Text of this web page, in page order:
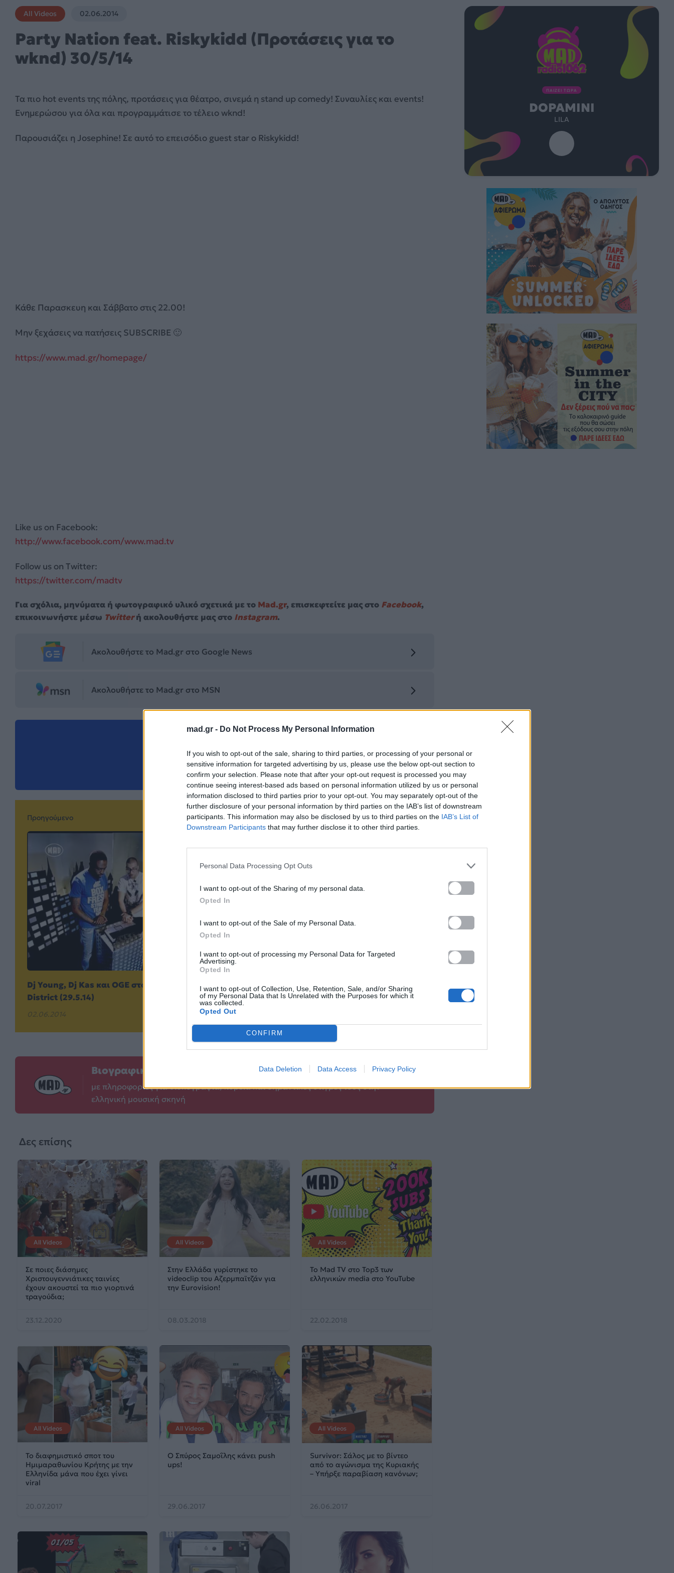
mad.gr - Do Not Process My Personal Information
If you wish to opt-out of the sale, sharing to third parties, or processing of your personal or
sensitive information for targeted advertising by us, please use the below opt-out section to
confirm your selection. Please note that after your opt-out request is processed you may
continue seeing interest-based ads based on personal information utilized by us or personal
information disclosed to third parties prior to your opt-out. You may separately opt-out of the
further disclosure of your personal information by third parties on the IAB’s list of downstream
participants. This information may also be disclosed by us to third parties on the IAB’s List of
Downstream Participants that may further disclose it to other third parties.
Personal Data Processing Opt Outs
I want to opt-out of the Sharing of my personal data.
Opted In
I want to opt-out of the Sale of my Personal Data.
Opted In
I want to opt-out of processing my Personal Data for Targeted
Advertising.
Opted In
I want to opt-out of Collection, Use, Retention, Sale, and/or Sharing
of my Personal Data that Is Unrelated with the Purposes for which it
was collected.
Opted Out
CONFIRM
Data Deletion Data Access Privacy Policy
All Videos 02.06.2014
Party Nation feat. Riskykidd (Προτάσεις για το
wknd) 30/5/14
Τα πιο hot events της πόλης, προτάσεις για θέατρο, σινεμά η stand up comedy! Συναυλίες και events!
Ενημερώσου για όλα και προγραμμάτισε το τέλειο wknd!
Παρουσιάζει η Josephine! Σε αυτό το επεισόδιο guest star o Riskykidd!
Κάθε Παρασκευη και Σάββατο στις 22.00!
Μην ξεχάσεις να πατήσεις SUBSCRIBE 🙂
https://www.mad.gr/homepage/
Like us on Facebook:
http://www.facebook.com/www.mad.tv
Follow us on Twitter:
https://twitter.com/madtv
Για σχόλια, μηνύματα ή φωτογραφικό υλικό σχετικά με το Mad.gr, επισκεφτείτε μας στο Facebook,
επικοινωνήστε μέσω Twitterή ακολουθήστε μας στο Instagram.
Ακολουθήστε το Mad.gr στο Google News
Ακολουθήστε το Mad.gr στο MSN
Προηγούμενο
Dj Young, Dj Kas και OGE στο Hip Hop
District (29.5.14)
02.06.2014
Επόμενο
31/5/14
Βιογραφικά Ελλήνων Καλλιτεχνών
με πληροφορίες για δισκογραφία, πορεία και σημαντικές στιγμές τους στην
ελληνική μουσική σκηνή
Δες επίσης
All Videos
Σε ποιες διάσημες
Χριστουγεννιάτικες ταινίες
έχουν ακουστεί τα πιο γιορτινά
τραγούδια;
23.12.2020
All Videos
Στην Ελλάδα γυρίστηκε το
videoclip του Αζερμπαϊτζάν για
την Eurovision!
08.03.2018
All Videos
Το Mad TV στο Top3 των
ελληνικών media στο YouTube
22.02.2018
All Videos
Το διαφημιστικό σποτ του
Ημιμαραθωνίου Κρήτης με την
Eλληνίδα μάνα που έχει γίνει
viral
20.07.2017
All Videos
Ο Σπύρος Σαμοΐλης κάνει push
ups!
29.06.2017
All Videos
Survivor: Σάλος με το βίντεο
από το αγώνισμα της Κυριακής
– Υπήρξε παραβίαση κανόνων;
26.06.2017
ΠΑΙΖΕΙ ΤΩΡΑ
DOPAMINI
LILA